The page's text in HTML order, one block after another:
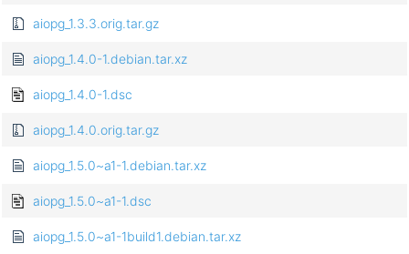
aiopg_1.3.3.orig.tar.gz
aiopg_1.4.0-1.debian.tar.xz
aiopg_1.4.0-1.dsc
aiopg_1.4.0.orig.tar.gz
aiopg_1.5.0~a1-1.debian.tar.xz
aiopg_1.5.0~a1-1.dsc
aiopg_1.5.0~a1-1build1.debian.tar.xz